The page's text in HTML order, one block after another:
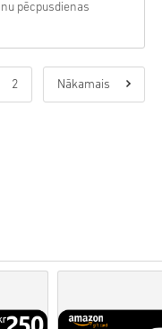
pēcpusdienas
2 Nākamais